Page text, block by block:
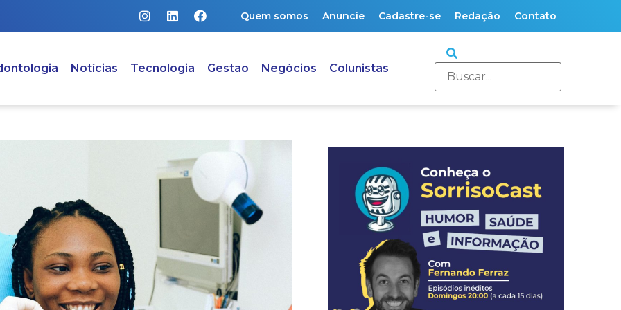
Quem somos Anuncie Cadastre-se Redação Contato
Notícias Tecnologia Gestão Negócios Colunistas